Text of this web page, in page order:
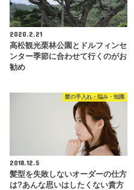
2020.2.21
高松観光栗林公園とドルフィンセ
ンター季節に合わせて行くのがお
勧め
髪の手入れ・悩み・知識
2018.12.5
髪型を失敗しないオーダーの仕方
は?あんな思いはしたくない貴方